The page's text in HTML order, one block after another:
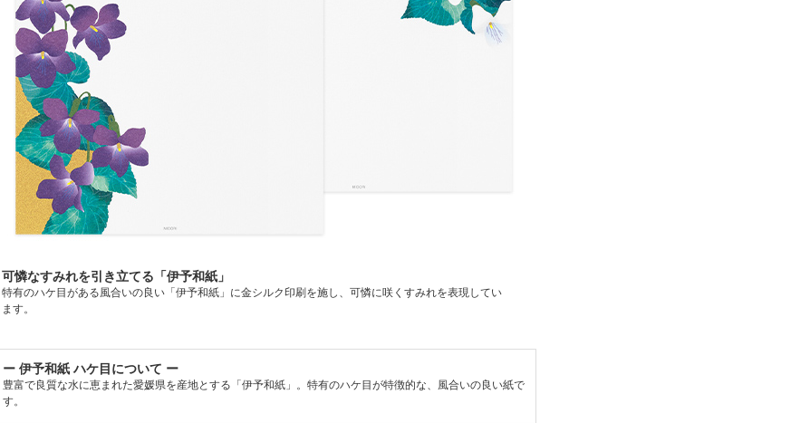
可憐なすみれを引き立てる「伊予和紙」
特有のハケ目がある風合いの良い「伊予和紙」に金シルク印刷を施し、可憐に咲くすみれを表現してい
ます。
ー 伊予和紙 ハケ目について ー
豊富で良質な水に恵まれた愛媛県を産地とする「伊予和紙」。特有のハケ目が特徴的な、風合いの良い紙で
す。